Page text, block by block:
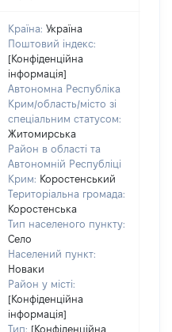
Країна: Україна
Поштовий індекс:
[Конфіденційна
інформація]
Автономна Республіка
Крим/область/місто зі
спеціальним статусом:
Житомирська
Район в області та
Автономній Республіці
Крим: Коростенський
Територіальна громада:
Коростенська
Тип населеного пункту:
Село
Населений пункт:
Новаки
Район у місті:
[Конфіденційна
інформація]
Тип: [Конфіденційна